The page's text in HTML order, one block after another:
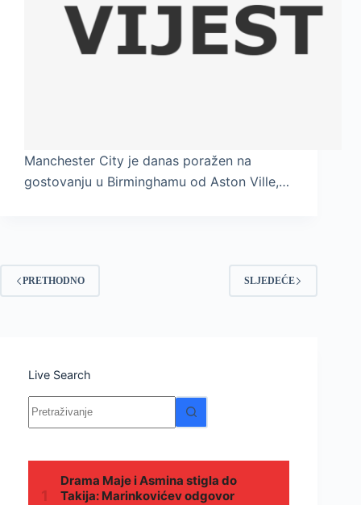
Manchester City je danas poražen na
gostovanju u Birminghamu od Aston Ville,…
PRETHODNO SLJEDEĆE
Live Search
Nema
rezultata.